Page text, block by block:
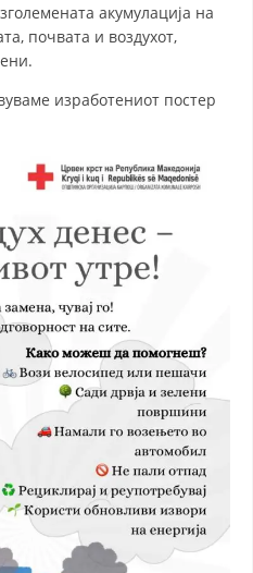
акумулација на
почвата и воздухот,
изработениот постер